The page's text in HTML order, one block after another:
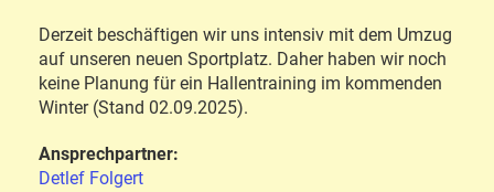
Derzeit beschäftigen wir uns intensiv mit dem Umzug
auf unseren neuen Sportplatz. Daher haben wir noch
keine Planung für ein Hallentraining im kommenden
Winter (Stand 02.09.2025).
Ansprechpartner:
Detlef Folgert